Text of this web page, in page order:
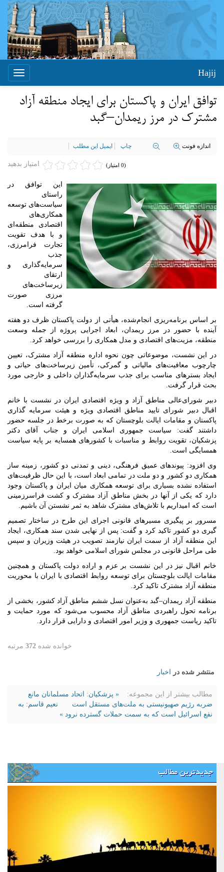
Toggle
Hajij
توافق ایران و پاکستان برای ایجاد منطقه آزاد
مشترک در مرز ریمدان–گبد
اندازه فونت چاپ ایمیل این مطلب
امتیاز بدهید (0 امتیاز)
این توافق در
راستای
سیاست‌های توسعه
همکاری‌های
اقتصادی منطقه‌ای
و با هدف تقویت
تجارت فرامرزی،
جذب
سرمایه‌گذاری و
ارتقای
زیرساخت‌های
مرزی صورت
گرفته است.
بر اساس برنامه‌ریزی انجام‌شده، هیأتی از دولت پاکستان ظرف دو هفته
آینده با حضور در مرز ریمدان، ابعاد اجرایی پروژه از جمله وسعت
منطقه، مزیت‌های اقتصادی و مدل همکاری را بررسی خواهد کرد.
در این نشست، موضوعاتی چون نحوه اداره منطقه آزاد مشترک، تعیین
چارچوب معافیت‌های مالیاتی و گمرکی، تأمین زیرساخت‌های حیاتی و
ایجاد بسترهای مناسب برای جذب سرمایه‌گذاران داخلی و خارجی مورد
بحث قرار گرفت.
دبیر شورای‌عالی مناطق آزاد و ویژه اقتصادی ایران در نشست با خانم
اقبال دبیر شورای تایید مناطق اقتصادی ویژه و هیئت سرمایه گذاری
پاکستان و مقامات ایالت بلوچستان که به صورت برخط در جلسه حضور
داشتند گفت: سیاست جمهوری اسلامی ایران و جناب آقای دکتر
پزشکیان، تقویت روابط و مناسبات با کشورهای همسایه بر پایه سیاست
همسایگی است.
وی افزود: پیوندهای عمیق فرهنگی، دینی و تمدنی دو کشور، زمینه ساز
همکاری دو کشور و دو ملت در تمامی ابعاد است، با این حال ظرفیت‌های
استفاده نشده بسیاری برای توسعه همکاری میان ایران و پاکستان وجود
دارد که یکی از آنها در بخش مناطق آزاد مشترک و کشت فراسرزمینی
است که امیداریم با تلاش‌های مشترک شاهد به ثمر نشستن آن باشیم.
مسرور بر پیگیری مسیرهای قانونی اجرای این طرح در ساختار تصمیم
گیری دو کشور تاکید کرد و گفت: پس از نهایی شدن سند همکاری، ایجاد
این منطقه آزاد از سمت ایران نیازمند تصویب در هیئت وزیران و سپس
طی مراحل قانونی در مجلس شورای اسلامی خواهد بود.
خانم اقبال نیز در این نشست بر عزم و اراده دولت پاکستان و همچنین
مقامات ایالت بلوچستان برای توسعه روابط اقتصادی با ایران با محوریت
منطقه آزاد مشترک تاکید کرد.
منطقه آزاد ریمدان–گبد به‌عنوان نسل ششم مناطق آزاد کشور، بخشی از
برنامه تحول راهبردی مناطق آزاد محسوب می‌شود که مورد حمایت و
تاکید ریاست جمهوری و وزیر امور اقتصادی و دارایی قرار دارد.
خوانده شده 372 مرتبه
منتشر شده در اخبار
مطالب بیشتر از این مجموعه:
« پزشکیان: اتحاد مسلمانان مانع
ضربه رژیم صهیونیستی به ملت‌های مستقل است
نعیم قاسم: به
نفع اسرائیل است که به سمت حملات گسترده نرود »
جدیدترین مطالب